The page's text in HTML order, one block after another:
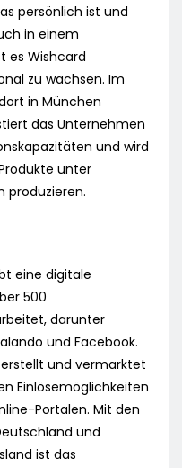
persönlich ist und
in einem
es Wishcard
zu wachsen. Im
in München
das Unternehmen
und wird
unter
produzieren.
eine digitale
500
darunter
und Facebook.
und vermarktet
Einlösemöglichkeiten
Portalen. Mit den
und
ist das